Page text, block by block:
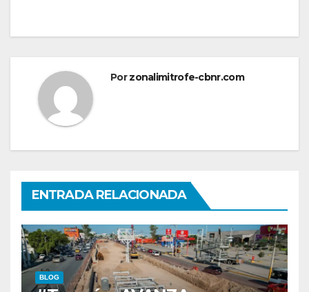
Porzonalimitrofe-cbnr.com
ENTRADA RELACIONADA
BLOG